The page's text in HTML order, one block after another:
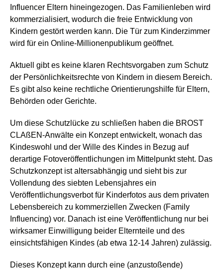
Influencer Eltern hineingezogen. Das Familienleben wird
kommerzialisiert, wodurch die freie Entwicklung von
Kindern gestört werden kann. Die Tür zum Kinderzimmer
wird für ein Online-Millionenpublikum geöffnet.
Aktuell gibt es keine klaren Rechtsvorgaben zum Schutz
der Persönlichkeitsrechte von Kindern in diesem Bereich.
Es gibt also keine rechtliche Orientierungshilfe für Eltern,
Behörden oder Gerichte.
Um diese Schutzlücke zu schließen haben die BROST
CLAßEN-Anwälte ein Konzept entwickelt, wonach das
Kindeswohl und der Wille des Kindes in Bezug auf
derartige Fotoveröffentlichungen im Mittelpunktsteht. Das
Schutzkonzept ist altersabhängig und sieht bis zur
Vollendung des siebten Lebensjahres ein
Veröffentlichungsverbot für Kinderfotos aus dem privaten
Lebensbereich zu kommerziellen Zwecken (Family
Influencing) vor. Danach ist eine Veröffentlichung nur bei
wirksamer Einwilligung beider Elternteile und des
einsichtsfähigen Kindes (ab etwa 12-14 Jahren) zulässig.
Dieses Konzept kann durch eine (anzustoßende)